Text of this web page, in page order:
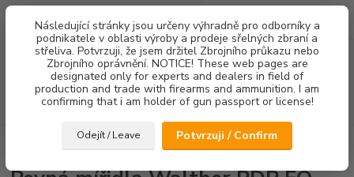
Následující stránky jsou určeny výhradně pro odborníky a
podnikatele v oblasti výroby a prodeje sřelných zbraní a
střeliva. Potvrzuji, že jsem držitel Zbrojního průkazu nebo
Zbrojního oprávnění. NOTICE! These web pages are
designated only for experts and dealers in field of
production and trade with firearms and ammunition. I am
confirming that i am holder of gun passport or license!
Odejít / Leave Potvrzuji / Confirm
Menu
Hledat
za0,00 Kč
Pevná mířidla Walther PDP FO